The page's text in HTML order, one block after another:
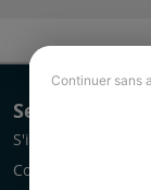
Continuer sans
Services Pro
S'inscrire
Comment ça